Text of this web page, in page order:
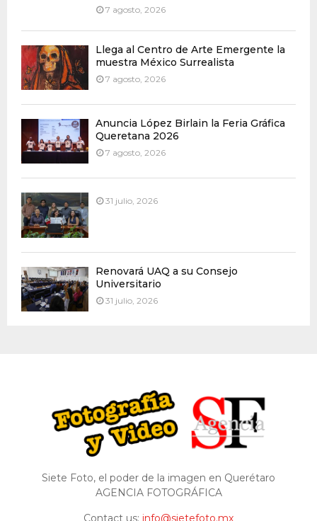
7 agosto, 2026
Llega al Centro de Arte Emergente la
muestra México Surrealista
7 agosto, 2026
Anuncia López Birlain la Feria Gráfica
Queretana 2026
7 agosto, 2026
31 julio, 2026
Renovará UAQ a su Consejo
Universitario
31 julio, 2026
Siete Foto, el poder de la imagen en Querétaro
AGENCIA FOTOGRÁFICA
Contact us: info@sietefoto.mx